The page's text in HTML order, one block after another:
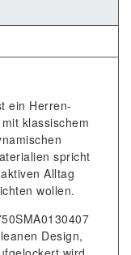
ein Herren-
klassischem
spricht
Alltag
wollen.
Design,